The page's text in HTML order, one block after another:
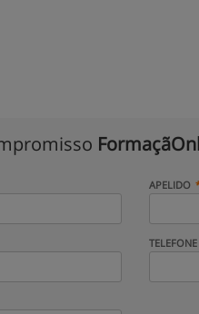
APELIDO
TELEFONE